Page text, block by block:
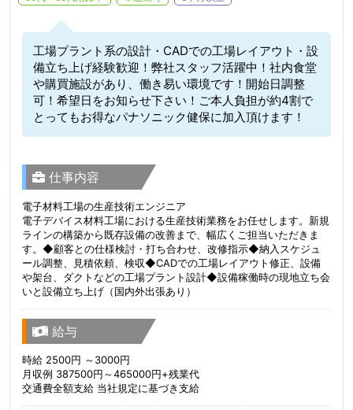
工場プラント系の設計・CADでの工場レイアウト・設
備立ち上げ経験歓迎！弊社スタッフ活躍中！社内食堂
や購買施設があり、働き易い環境です！開始日調整
可！希望日をお知らせ下さい！ご本人負担が約4割で
とってもお得なパナソニック健保に加入頂けます！
仕事内容
電子材料工場の生産技術エンジニア
電子デバイス材料工場における生産技術業務をお任せします。新規
ラインの構築から既存設備の改善まで、幅広くご担当いただきま
す。◆顧客との仕様検討・打ち合わせ、改修指示◆納入スケジュ
ール調整、見積依頼、検収◆CADでの工場レイアウト修正、設備
や架台、ダクトなどの工場プラント設計◆設備稼働時の現地立ち会
いと設備立ち上げ（国内外出張あり）
給与
時給 2500円 ～3000円
月収例 387500円～465000円+残業代
交通費全額支給 当社規定に基づき支給